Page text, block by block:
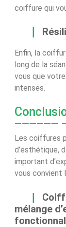
coiffure qui
Enfin, la
long de la
vous que
intenses.
Les coiffures
d’esthétique,
important
vous convient
mélange